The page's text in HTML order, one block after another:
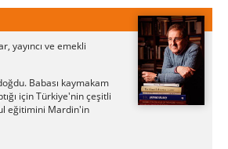
yayıncı ve emekli
Babası kaymakam
için Türkiye'nin çeşitli
eğitimini Mardin'in
sonra Boğaziçi